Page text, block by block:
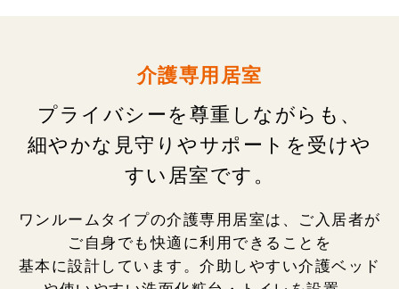
介護専用居室
プライバシーを尊重しながらも、
細やかな見守りやサポートを受けや
すい居室です。
ワンルームタイプの介護専用居室は、ご入居者が
ご自身でも快適に利用できることを
基本に設計しています。介助しやすい介護ベッド